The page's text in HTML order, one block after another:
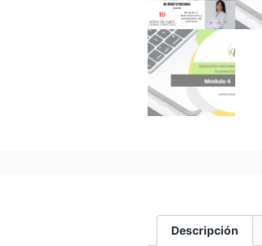
Descripción